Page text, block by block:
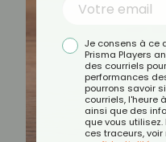
Je consens à ce
Prisma Players
des courriels
performances
pourrons savoir
courriels, l'heure
ainsi que des
que vous utilisez.
ces traceurs, voir